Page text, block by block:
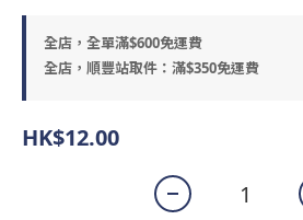
全店，全單滿$600免運費
全店，順豐站取件：滿$350免運費
HK$12.00